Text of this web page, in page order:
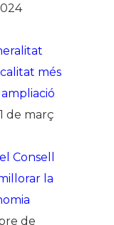
més
1 de març
Consell
la
de